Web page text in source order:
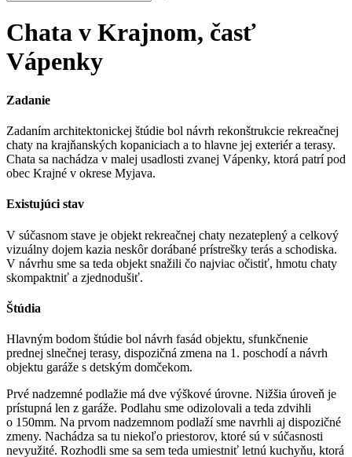
Chata v Krajnom, časť
Vápenky
Zadanie
Zadaním architektonickej štúdie bol návrh rekonštrukcie rekreačnej
chaty na krajňanských kopaniciach a to hlavne jej exteriér a terasy.
Chata sa nachádza v malej usadlosti zvanej Vápenky, ktorá patrí pod
obec Krajné v okrese Myjava.
Existujúci stav
V súčasnom stave je objekt rekreačnej chaty nezateplený a celkový
vizuálny dojem kazia neskôr dorábané prístrešky terás a schodiska.
V návrhu sme sa teda objekt snažili čo najviac očistiť, hmotu chaty
skompaktniť a zjednodušiť.
Štúdia
Hlavným bodom štúdie bol návrh fasád objektu, sfunkčnenie
prednej slnečnej terasy, dispozičná zmena na 1. poschodí a návrh
objektu garáže s detským domčekom.
Prvé nadzemné podlažie má dve výškové úrovne. Nižšia úroveň je
prístupná len z garáže. Podlahu sme odizolovali a teda zdvihli
o 150mm. Na prvom nadzemnom podlaží sme navrhli aj dispozičné
zmeny. Nachádza sa tu niekoľo priestorov, ktoré sú v súčasnosti
nevyužité. Rozhodli sme sa sem teda umiestniť letnú kuchyňu, ktorá